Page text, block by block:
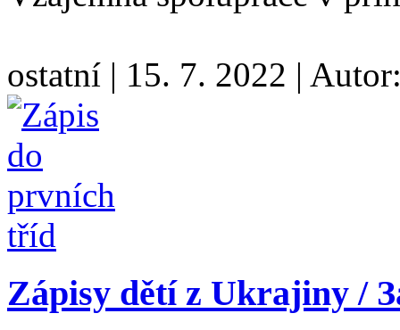
ostatní | 15. 7. 2022 |
Zápisy dětí z Ukrajiny /